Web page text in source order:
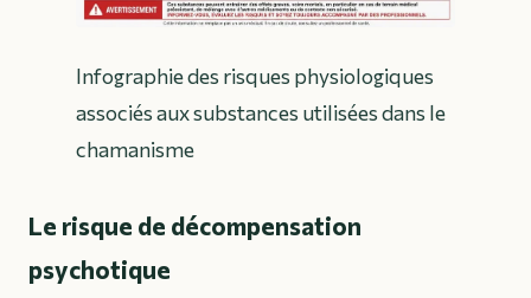
Infographie des risques physiologiques
associés aux substances utilisées dans le
chamanisme
Le risque de décompensation
psychotique